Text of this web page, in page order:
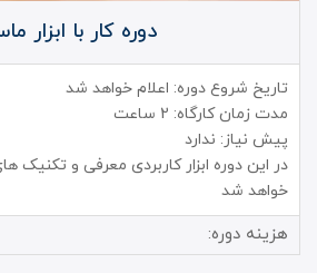
دوره کار با ابزار
تاریخ شروع دوره: اعلام خواهد شد
مدت زمان کارگاه: 2 ساعت
پیش نیاز: ندارد
در این دوره ابزار کاربردی معرفی و تکنیک
خواهد شد
هزینه دوره: